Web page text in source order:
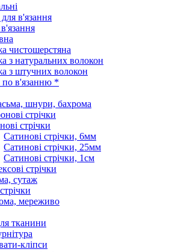
в'язання
чистошерстяна
з натуральних волокон
з штучних волокон
по в'язанню *
шнури, бахрома
стрічки
стрічки
Сатинові стрічки, 6мм
Сатинові стрічки, 25мм
Сатинові стрічки, 1см
стрічки
сутаж
мереживо
тканини
кліпси